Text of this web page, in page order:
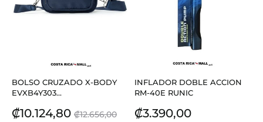
BOLSO CRUZADO X-BODY
EVXB4Y303...
Precio
₡10.124,80 Precio
₡12.656,00
INFLADOR DOBLE ACCION
RM-40E RUNIC
Precio
₡3.390,00